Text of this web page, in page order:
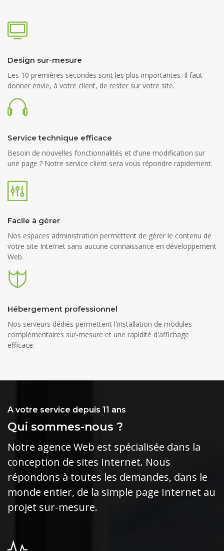
Design sur-mesure
Les 10 premières secondes sont les plus importantes. Il faut
donner envie, à votre client, de rester sur votre site.
Service technique efficace
Besoin de nouvelles fonctionnalités et d'une modification sur
une page ? Notre service client sera vous répondre rapidement.
Facile à gérer
Nos espaces administration permettent de gérer le contenu de
votre site Internet sans aucune connaissance en développement
Web.
Hébergement professionnel
Nos serveurs dédiés permettent l'installation de modules
complémentaires sur-mesure et une rapidité d'affichage
efficace.
A votre service depuis 11 ans
Qui sommes-nous ?
Notre agence Web est spécialisée dans la
conception de sites Internet. Nous
répondons à toutes les demandes, dans le
monde entier, de la simple page Internet au
projet sur-mesure.